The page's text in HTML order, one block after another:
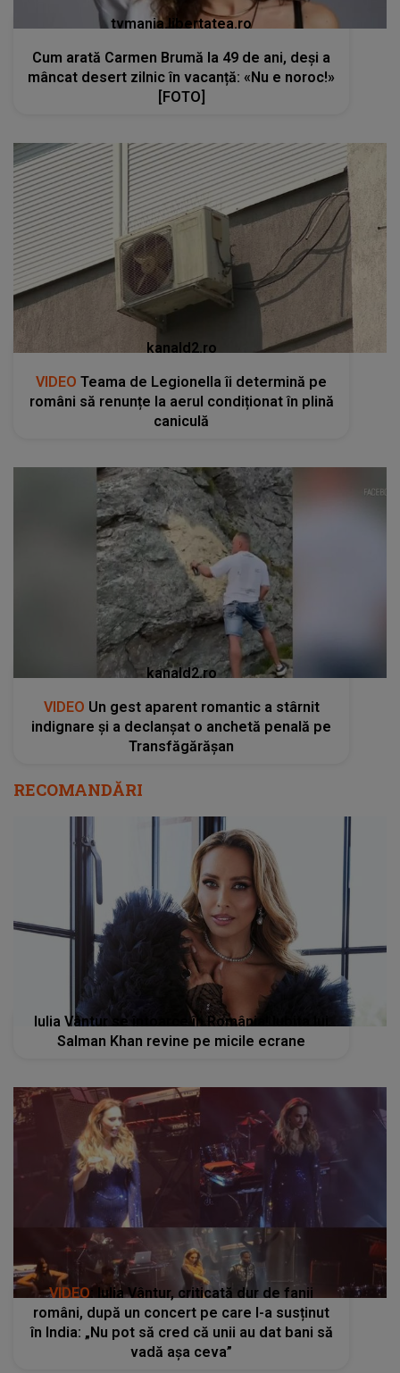
tvmania.libertatea.ro
Cum arată Carmen Brumă la 49 de ani, deși a
mâncat desert zilnic în vacanță: «Nu e noroc!»
[FOTO]
kanald2.ro
VIDEO Teama de Legionella îi determină pe
români să renunțe la aerul condiționat în plină
caniculă
kanald2.ro
VIDEO Un gest aparent romantic a stârnit
indignare și a declanșat o anchetă penală pe
Transfăgărășan
RECOMANDĂRI
Iulia Vântur se întoarce în România! Iubita lui
Salman Khan revine pe micile ecrane
VIDEO: Iulia Vântur, criticată dur de fanii
români, după un concert pe care l-a susținut
în India: „Nu pot să cred că unii au dat bani să
vadă așa ceva”